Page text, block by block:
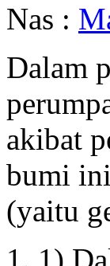
Nas :
Dalam
akibat
bumi
(yaitu
1)